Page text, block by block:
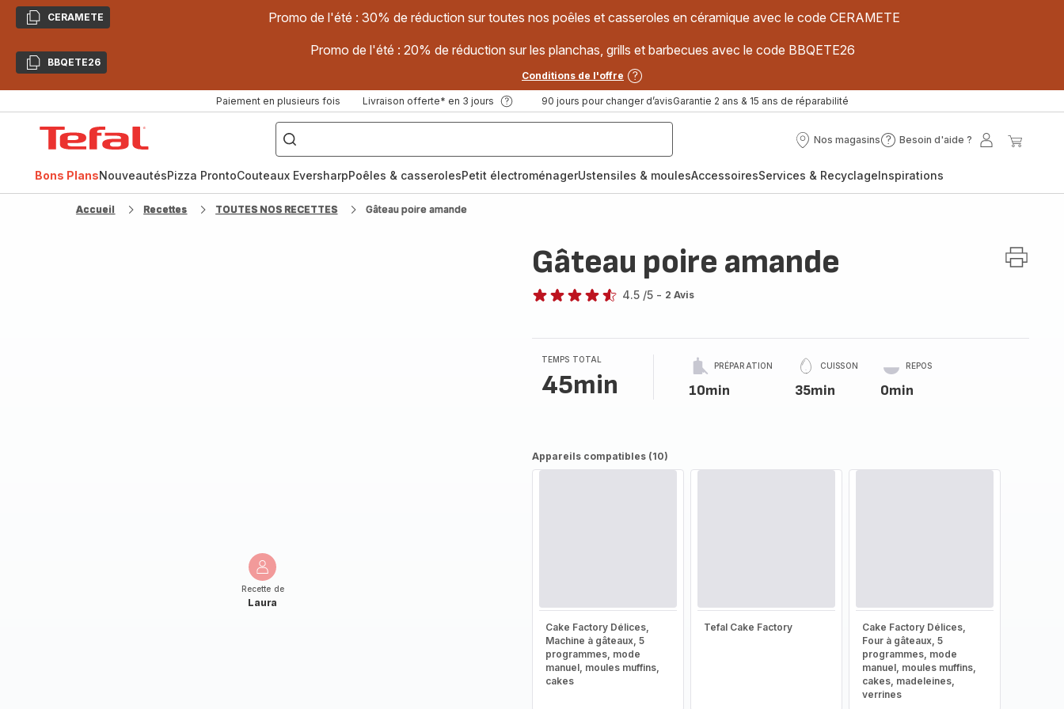
CopierCERAMETE Promo de l'été : 30% de réduction sur toutes nos poêles et casseroles en céramique avec le code CERAMETE
CopierBBQETE26
Promo de l'été : 20% de réduction sur les planchas, grills et barbecues avec le code BBQETE26
Conditions de l'offre
Paiement en plusieurs fois Livraison offerte* en 3 jours 90 jours pour changer d’avisGarantie 2 ans & 15 ans de réparabilité
["Poêles
inox,
Cake
Factory,
Nos magasins
Nos
Besoin d'aide ?
Besoin
?
Mon
Bons PlansNouveautésPizza ProntoCouteaux EversharpPoêles & casserolesPetit électroménagerUstensiles & moulesAccessoiresServices & RecyclageInspirations
Accueil Recettes TOUTES NOS RECETTES Gâteau poire amande
Recette de
Laura
Gâteau poire amande
4.5 /5 - 2 Avis
TEMPS TOTAL
45min
PRÉPARATION
10min
CUISSON
35min
REPOS
0min
Appareils compatibles (10)
Cake Factory Délices,
Machine à gâteaux, 5
programmes, mode
manuel, moules muffins,
cakes
Tefal Cake Factory
Cake Factory Délices,
Four à gâteaux, 5
programmes, mode
manuel, moules muffins,
cakes, madeleines,
verrines